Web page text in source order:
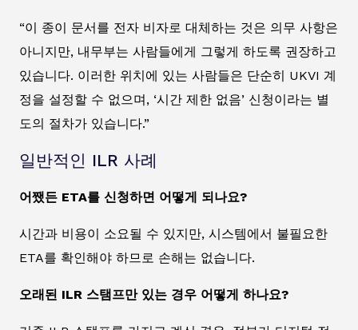
“이 종이 문서를 전자 비자로 대체하는 것은 의무 사항은
아니지만, 내무부는 사람들에게 그렇게 하도록 권장하고
있습니다. 이러한 위치에 있는 사람들은 단순히 UKVI 계
정을 설정할 수 없으며, ‘시간 제한 없음’ 신청이라는 별
도의 절차가 있습니다.”
일반적인 ILR 사례
어쨌든 ETA를 신청하면 어떻게 되나요?
시간과 비용이 소요될 수 있지만, 시스템에서 불필요한
ETA를 확인해야 하므로 손해는 없습니다.
오래된 ILR 스탬프만 있는 경우 어떻게 하나요?